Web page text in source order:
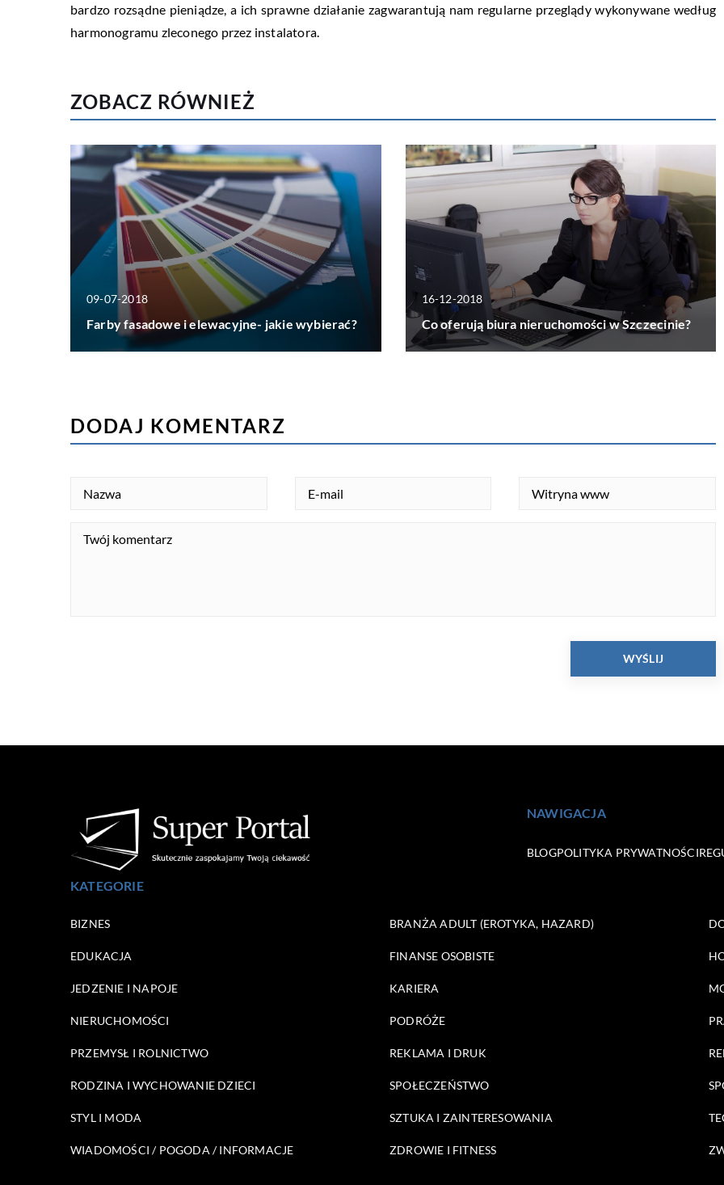
bardzo rozsądne pieniądze, a ich sprawne działanie zagwarantują nam regularne przeglądy wykonywane według
harmonogramu zleconego przez instalatora.
ZOBACZ RÓWNIEŻ
09-07-2018
Farby fasadowe i elewacyjne- jakie wybierać?
16-12-2018
Co oferują biura nieruchomości w Szczecinie?
DODAJ KOMENTARZ
NAWIGACJA
BLOGPOLITYKA PRYWATNOŚCI
KATEGORIE
BIZNES BRANŻA ADULT (EROTYKA, HAZARD)
EDUKACJA FINANSE OSOBISTE
JEDZENIE I NAPOJE KARIERA
NIERUCHOMOŚCI PODRÓŻE
PRZEMYSŁ I ROLNICTWO REKLAMA I DRUK
RODZINA I WYCHOWANIE DZIECI SPOŁECZEŃSTWO
STYL I MODA SZTUKA I ZAINTERESOWANIA
WIADOMOŚCI / POGODA / INFORMACJE ZDROWIE I FITNESS